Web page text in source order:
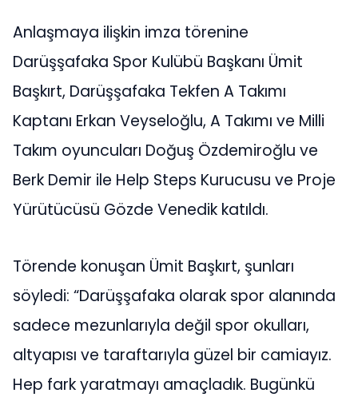
Anlaşmaya ilişkin imza törenine
Darüşşafaka Spor Kulübü Başkanı Ümit
Başkırt, Darüşşafaka Tekfen A Takımı
Kaptanı Erkan Veyseloğlu, A Takımı ve Milli
Takım oyuncuları Doğuş Özdemiroğlu ve
Berk Demir ile Help Steps Kurucusu ve Proje
Yürütücüsü Gözde Venedik katıldı.
Törende konuşan Ümit Başkırt, şunları
söyledi: “Darüşşafaka olarak spor alanında
sadece mezunlarıyla değil spor okulları,
altyapısı ve taraftarıyla güzel bir camiayız.
Hep fark yaratmayı amaçladık. Bugünkü